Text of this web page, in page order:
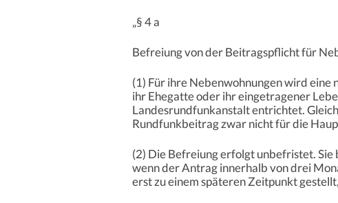
„§ 4 a
Befreiung von der Beitragspflicht für
(1) Für ihre Nebenwohnungen wird eine
ihr Ehegatte oder ihr eingetragener
Landesrundfunkanstalt entrichtet.
Rundfunkbeitrag zwar nicht für die
(2) Die Befreiung erfolgt unbefristet. Sie
wenn der Antrag innerhalb von drei
erst zu einem späteren Zeitpunkt